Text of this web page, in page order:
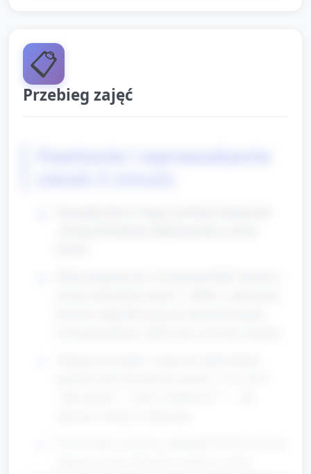
📋
Przebieg zajęć